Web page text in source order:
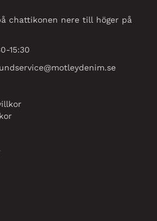
chattikonen nere till höger på
15:30